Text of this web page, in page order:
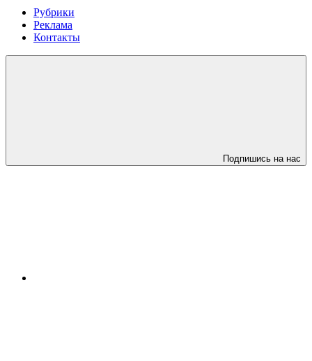
Рубрики
Реклама
Контакты
Подпишись на нас